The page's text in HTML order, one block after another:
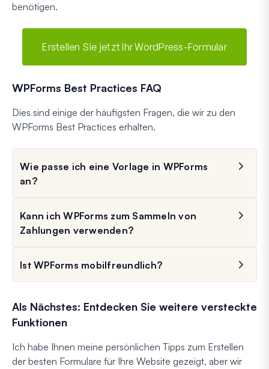
benötigen.
Erstellen Sie jetzt Ihr WordPress-Formular
WPForms Best Practices FAQ
Dies sind einige der häufigsten Fragen, die wir zu den
WPForms Best Practices erhalten.
Wie passe ich eine Vorlage in WPForms
an?
Kann ich WPForms zum Sammeln von
Zahlungen verwenden?
Ist WPForms mobilfreundlich?
Als Nächstes: Entdecken Sie weitere versteckte
Funktionen
Ich habe Ihnen meine persönlichen Tipps zum Erstellen
der besten Formulare für Ihre Website gezeigt, aber wir